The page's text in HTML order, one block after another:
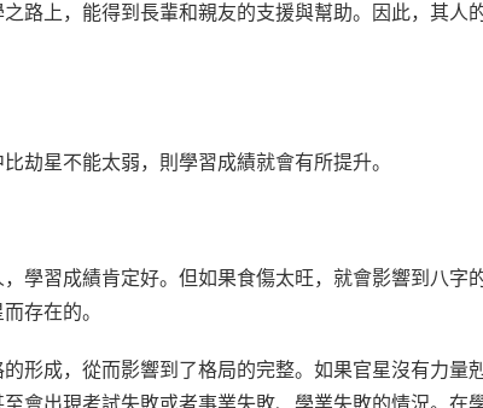
路上，能得到長輩和親友的支援與幫助。因此，其人
劫星不能太弱，則學習成績就會有所提升。
學習成績肯定好。但如果食傷太旺，就會影響到八字
存在的。
形成，從而影響到了格局的完整。如果官星沒有力量
會出現考試失敗或者事業失敗、學業失敗的情況。在